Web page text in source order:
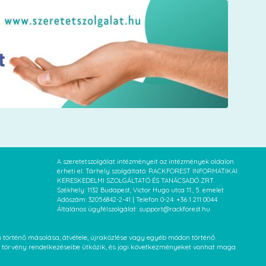
A szeretetszolgálat intézményeit az intézmények oldalon
érheti el. Tárhely szolgáltató: RACKFOREST INFORMATIKAI
KERESKEDELMI SZOLGÁLTATÓ ÉS TANÁCSADÓ ZRT.
Székhely: 1132 Budapest, Victor Hugo utca 11., 5. emelet
Adószám: 32056842-2-41 | Telefon 0-24: +36 1 211 0044
Általános ügyfélszolgálat: support@rackforest.hu
másolása, átvétele, újraközlése vagy egyéb módon történő
rendelkezéseibe ütközik, és jogi következményeket vonhat maga